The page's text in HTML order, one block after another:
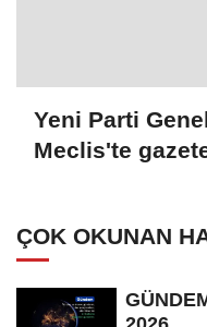
Yeni Parti
Meclis'te
ÇOK OKUNAN